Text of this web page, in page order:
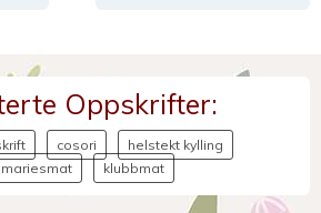
Oppskrifter:
cosori
helstekt kylling
klubbmat